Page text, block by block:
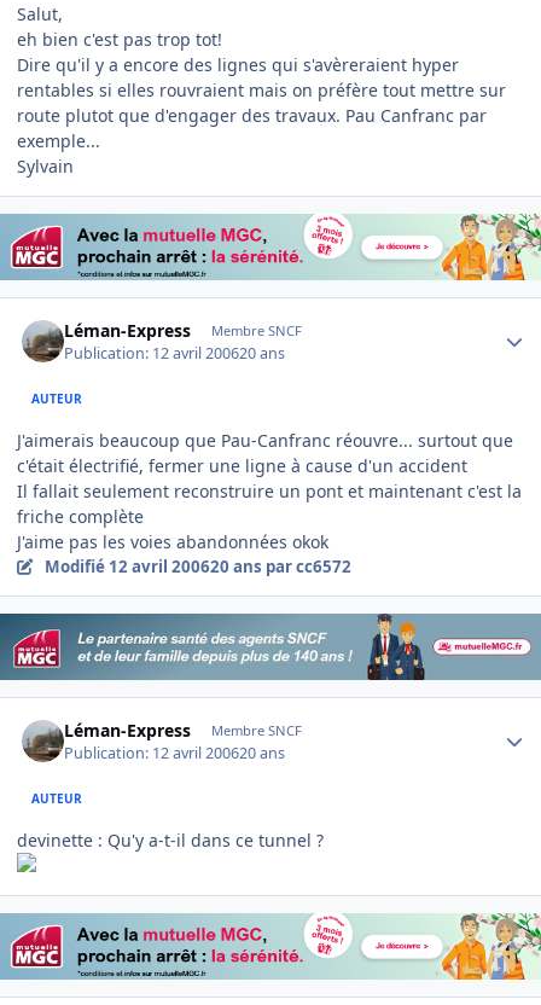
Salut,
eh bien c'est pas trop tot!
Dire qu'il y a encore des lignes qui s'avèreraient hyper
rentables si elles rouvraient mais on préfère tout mettre sur
route plutot que d'engager des travaux. Pau Canfranc par
exemple...
Sylvain
Léman-Express Membre SNCF
Publication: 12 avril 200620 ans
AUTEUR
J'aimerais beaucoup que Pau-Canfranc réouvre... surtout que
c'était électrifié, fermer une ligne à cause d'un accident
Il fallait seulement reconstruire un pont et maintenant c'est la
friche complète
J'aime pas les voies abandonnées okok
Modifié 12 avril 200620 ans par cc6572
Léman-Express Membre SNCF
Publication: 12 avril 200620 ans
AUTEUR
devinette : Qu'y a-t-il dans ce tunnel ?